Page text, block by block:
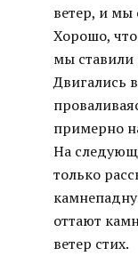
ветер, и мы
Хорошо,
мы
Двигались
примерно
На
только
оттают
ветер стих.